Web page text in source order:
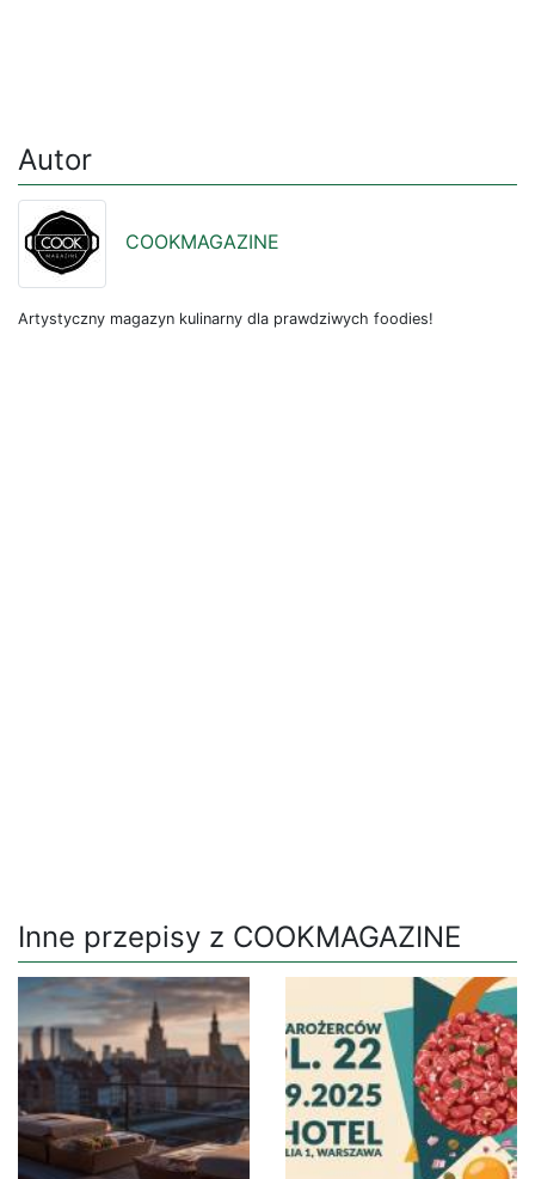
Autor
COOKMAGAZINE
Artystyczny magazyn kulinarny dla prawdziwych foodies!
Inne przepisy z COOKMAGAZINE